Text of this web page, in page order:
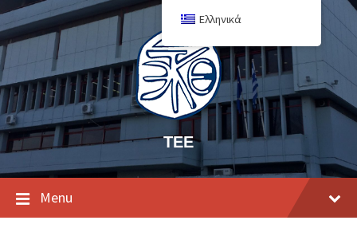
ΤΕΕ
Menu
Ελληνικά